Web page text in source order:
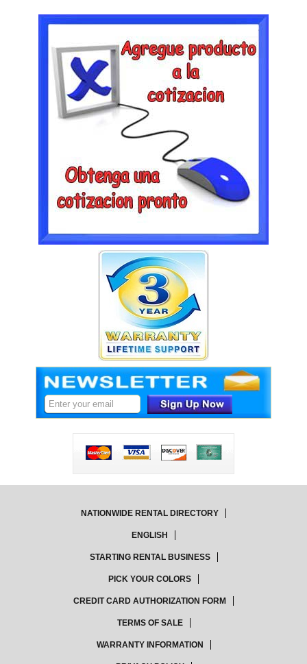
NATIONWIDE RENTAL DIRECTORY
ENGLISH
STARTING RENTAL BUSINESS
PICK YOUR COLORS
CREDIT CARD AUTHORIZATION FORM
TERMS OF SALE
WARRANTY INFORMATION